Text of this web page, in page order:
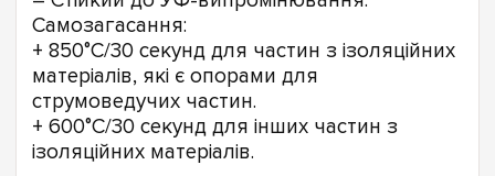
Самозагасання:
+ 850°C/30 секунд для частин з ізоляційних
матеріалів, які є опорами для
струмоведучих частин.
+ 600°C/30 секунд для інших частин з
ізоляційних матеріалів.